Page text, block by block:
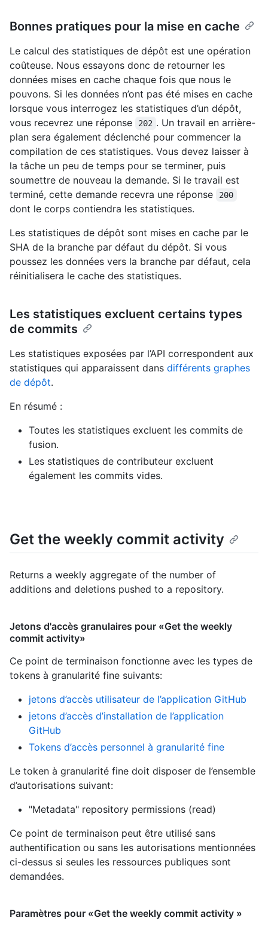
Bonnes pratiques pour la mise en cache
Le calcul des statistiques de dépôt est une opération
coûteuse. Nous essayons donc de retourner les
données mises en cache chaque fois que nous le
pouvons. Si les données n’ont pas été mises en cache
lorsque vous interrogez les statistiques d’un dépôt,
vous recevrez une réponse
202 . Un travail en arrière-
plan sera également déclenché pour commencer la
compilation de ces statistiques. Vous devez laisser à
la tâche un peu de temps pour se terminer, puis
soumettre de nouveau la demande. Si le travail est
terminé, cette demande recevra une réponse
200
dont le corps contiendra les statistiques.
Les statistiques de dépôt sont mises en cache par le
SHA de la branche par défaut du dépôt. Si vous
poussez les données vers la branche par défaut, cela
réinitialisera le cache des statistiques.
Les statistiques excluent certains types
de commits
Les statistiques exposées par l’API correspondent aux
statistiques qui apparaissent dans différents graphes
de dépôt.
En résumé :
Toutes les statistiques excluent les commits de
fusion.
Les statistiques de contributeur excluent
également les commits vides.
Get the weekly commit activity
Returns a weekly aggregate of the number of
additions and deletions pushed to a repository.
Jetons d'accès granulaires pour «Get the weekly
commit activity»
Ce point de terminaison fonctionne avec les types de
tokens à granularité fine suivants:
jetons d’accès utilisateur de l’application GitHub
jetons d’accès d’installation de l’application
GitHub
Tokens d’accès personnel à granularité fine
Le token à granularité fine doit disposer de l’ensemble
d’autorisations suivant:
"Metadata" repository permissions (read)
Ce point de terminaison peut être utilisé sans
authentification ou sans les autorisations mentionnées
ci-dessus si seules les ressources publiques sont
demandées.
Paramètres pour «Get the weekly commit activity »